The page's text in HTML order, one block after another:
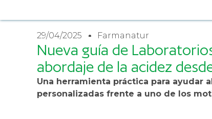
29/04/2025 Farmanatur
Nueva guía de
abordaje de la acidez
Una herramienta práctica para ayudar
personalizadas frente a uno de los